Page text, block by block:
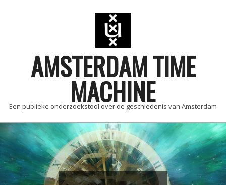
AMSTERDAM TIME
MACHINE
Een publieke onderzoekstool over de geschiedenis van Amsterdam
Primary
Navigation
Menu